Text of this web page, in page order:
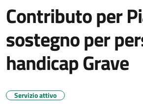
Contributo per
sostegno per
handicap Grave
Servizio attivo